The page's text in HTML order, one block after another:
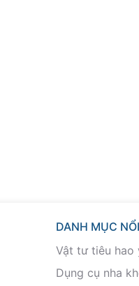
DANH MỤC
Vật tư tiêu hao
Dụng cụ nha